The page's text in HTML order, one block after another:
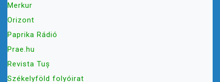
Merkur
Orizont
Paprika Rádió
Prae.hu
Revista Tuș
Székelyföld folyóirat